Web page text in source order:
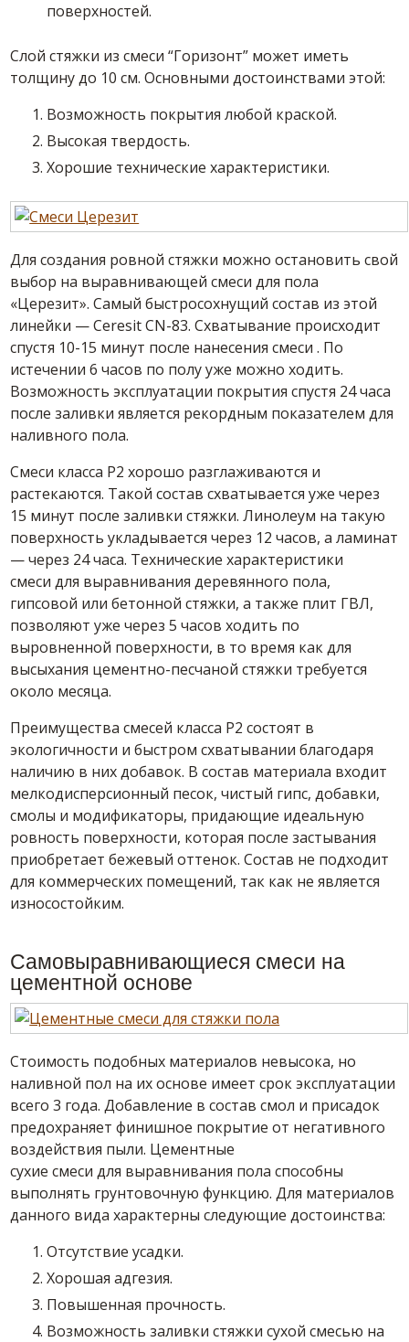
поверхностей.
Слой стяжки изсмеси “Горизонт” может иметь
толщину до 10 см. Основными достоинствами этой:
Возможность покрытия любой краской.
Высокая твердость.
Хорошие технические характеристики.
Для создания ровной стяжки можно остановитьсвой
выбор на выравнивающейсмеси для пола
«Церезит». Самый быстросохнущийсостав из этой
линейки — Ceresit CN-83. Схватывание происходит
спустя 10-15 минут после нанесениясмеси . По
истечении 6 часов по полу уже можно ходить.
Возможность эксплуатации покрытия спустя 24 часа
после заливки является рекордным показателем для
наливного пола.
Смеси класса Р2 хорошо разглаживаются и
растекаются. Такойсостав схватывается уже через
15 минут после заливки стяжки. Линолеум на такую
поверхность укладывается через 12 часов, а ламинат
— через 24 часа. Технические характеристики
смеси для выравнивания деревянного пола,
гипсовой или бетонной стяжки, а также плит ГВЛ,
позволяют уже через 5 часов ходить по
выровненной поверхности, в то время как для
высыхания цементно-песчаной стяжки требуется
около месяца.
Преимуществасмесей класса Р2состоят в
экологичности и быстром схватывании благодаря
наличию в них добавок. Всостав материала входит
мелкодисперсионный песок, чистый гипс, добавки,
смолы и модификаторы, придающие идеальную
ровность поверхности, которая после застывания
приобретает бежевый оттенок.Состав не подходит
для коммерческих помещений, так как не является
износостойким.
Самовыравнивающиеся смеси на
цементной основе
Стоимость подобных материалов невысока, но
наливной пол на их основе имеет срок эксплуатации
всего 3 года. Добавление всостав смол и присадок
предохраняетфинишное покрытие от негативного
воздействия пыли. Цементные
сухие смеси для выравнивания пола способны
выполнять грунтовочную функцию. Для материалов
данного вида характерны следующие достоинства:
Отсутствие усадки.
Хорошая адгезия.
Повышенная прочность.
Возможность заливки стяжки сухойсмесью на